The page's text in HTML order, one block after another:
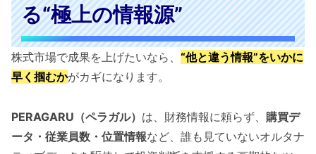
る“極上の情報源”
株式市場で成果を上げたいなら、 “他と違う情報”をいかに
早く掴むかがカギになります。
PERAGARU（ペラガル） は、財務情報に頼らず、 購買デ
ータ・従業員数・位置情報など、誰も見ていないオルタナ